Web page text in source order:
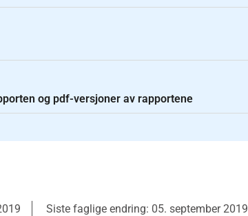
og pdf-versjoner av rapportene
Siste faglige endring: 05. september 2019